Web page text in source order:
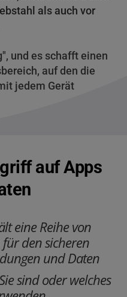
als auch vor
und es schafft einen
auf den die
jedem Gerät
auf Apps
eine Reihe von
den sicheren
und Daten
sind oder welches